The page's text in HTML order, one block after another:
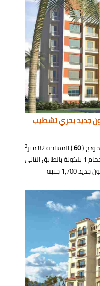
جديد بحري تشطيب
(
60) المساحة 82 متر 2
بحري تطل على باركنج تشمل 2 نوم 1 حمام 1 بلكونة بالطابق الثاني
جنيه